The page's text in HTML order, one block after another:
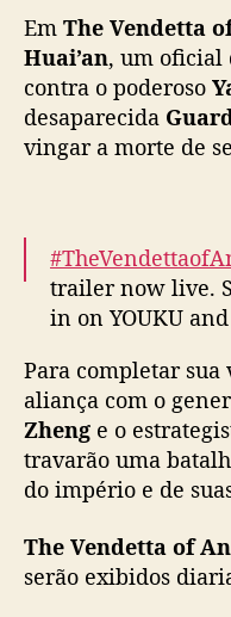
Em The Vendetta
Huai’an, um oficial
contra o poderoso
desaparecida
vingar a morte de
trailer now live.
in on YOUKU
Lead Starring:
Lead Starring:
#ZhouQi
Special Leading
Special…
— 优酷Youku
2025
Para completar
aliança com o
Zheng e o
travarão uma
do império e de
The Vendetta of An
serão exibidos